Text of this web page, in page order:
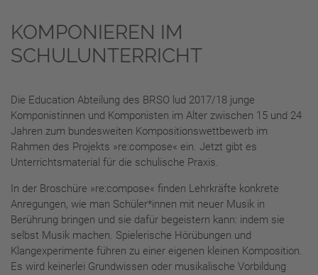
KOMPONIEREN IM
SCHULUNTERRICHT
Die Education Abteilung des BRSO lud 2017/18 junge
Komponistinnen und Komponisten im Alter zwischen 15 und 24
Jahren zum bundesweiten Kompositionswettbewerb im
Rahmen des Projekts »re:compose« ein. Jetzt gibt es
Unterrichtsmaterial für die schulische Praxis.
In der Broschüre »re:compose« finden Lehrkräfte konkrete
Anregungen, wie man Schüler*innen mit neuer Musik in
Berührung bringen und sie dafür begeistern kann: indem sie
selbst Musik machen. Spielerische Hörübungen und
Klangexperimente führen zu einer eigenen kleinen Komposition.
Es wird keinerlei Grundwissen oder musikalische Vorbildung